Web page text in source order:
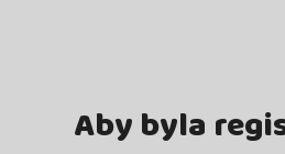
Aby byla